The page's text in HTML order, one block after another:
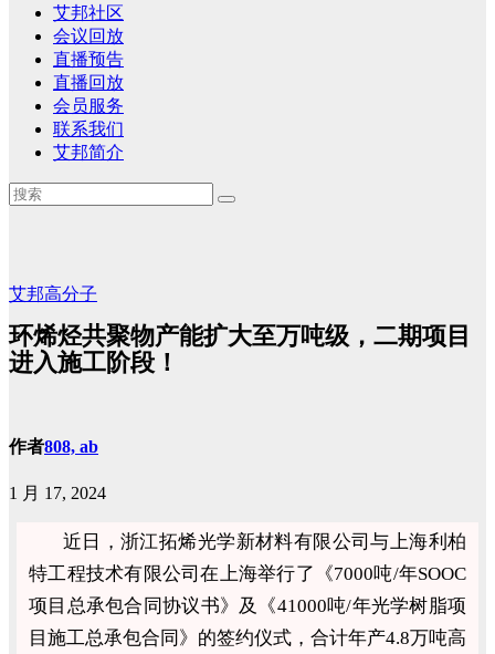
艾邦社区
会议回放
直播预告
直播回放
会员服务
联系我们
艾邦简介
艾邦高分子
环烯烃共聚物产能扩大至万吨级，二期项目
进入施工阶段！
作者808, ab
1 月 17, 2024
近日，浙江拓烯光学新材料有限公司与上海利柏
特工程技术有限公司在上海举行了《7000吨/年SOOC
项目总承包合同协议书》及《41000吨/年光学树脂项
目施工总承包合同》的签约仪式，合计年产4.8万吨高